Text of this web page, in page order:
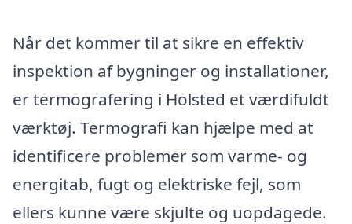
Når det kommer til at sikre en effektiv
inspektion af bygninger og installationer,
er termografering i Holsted et værdifuldt
værktøj. Termografi kan hjælpe med at
identificere problemer som varme- og
energitab, fugt og elektriske fejl, som
ellers kunne være skjulte og uopdagede.